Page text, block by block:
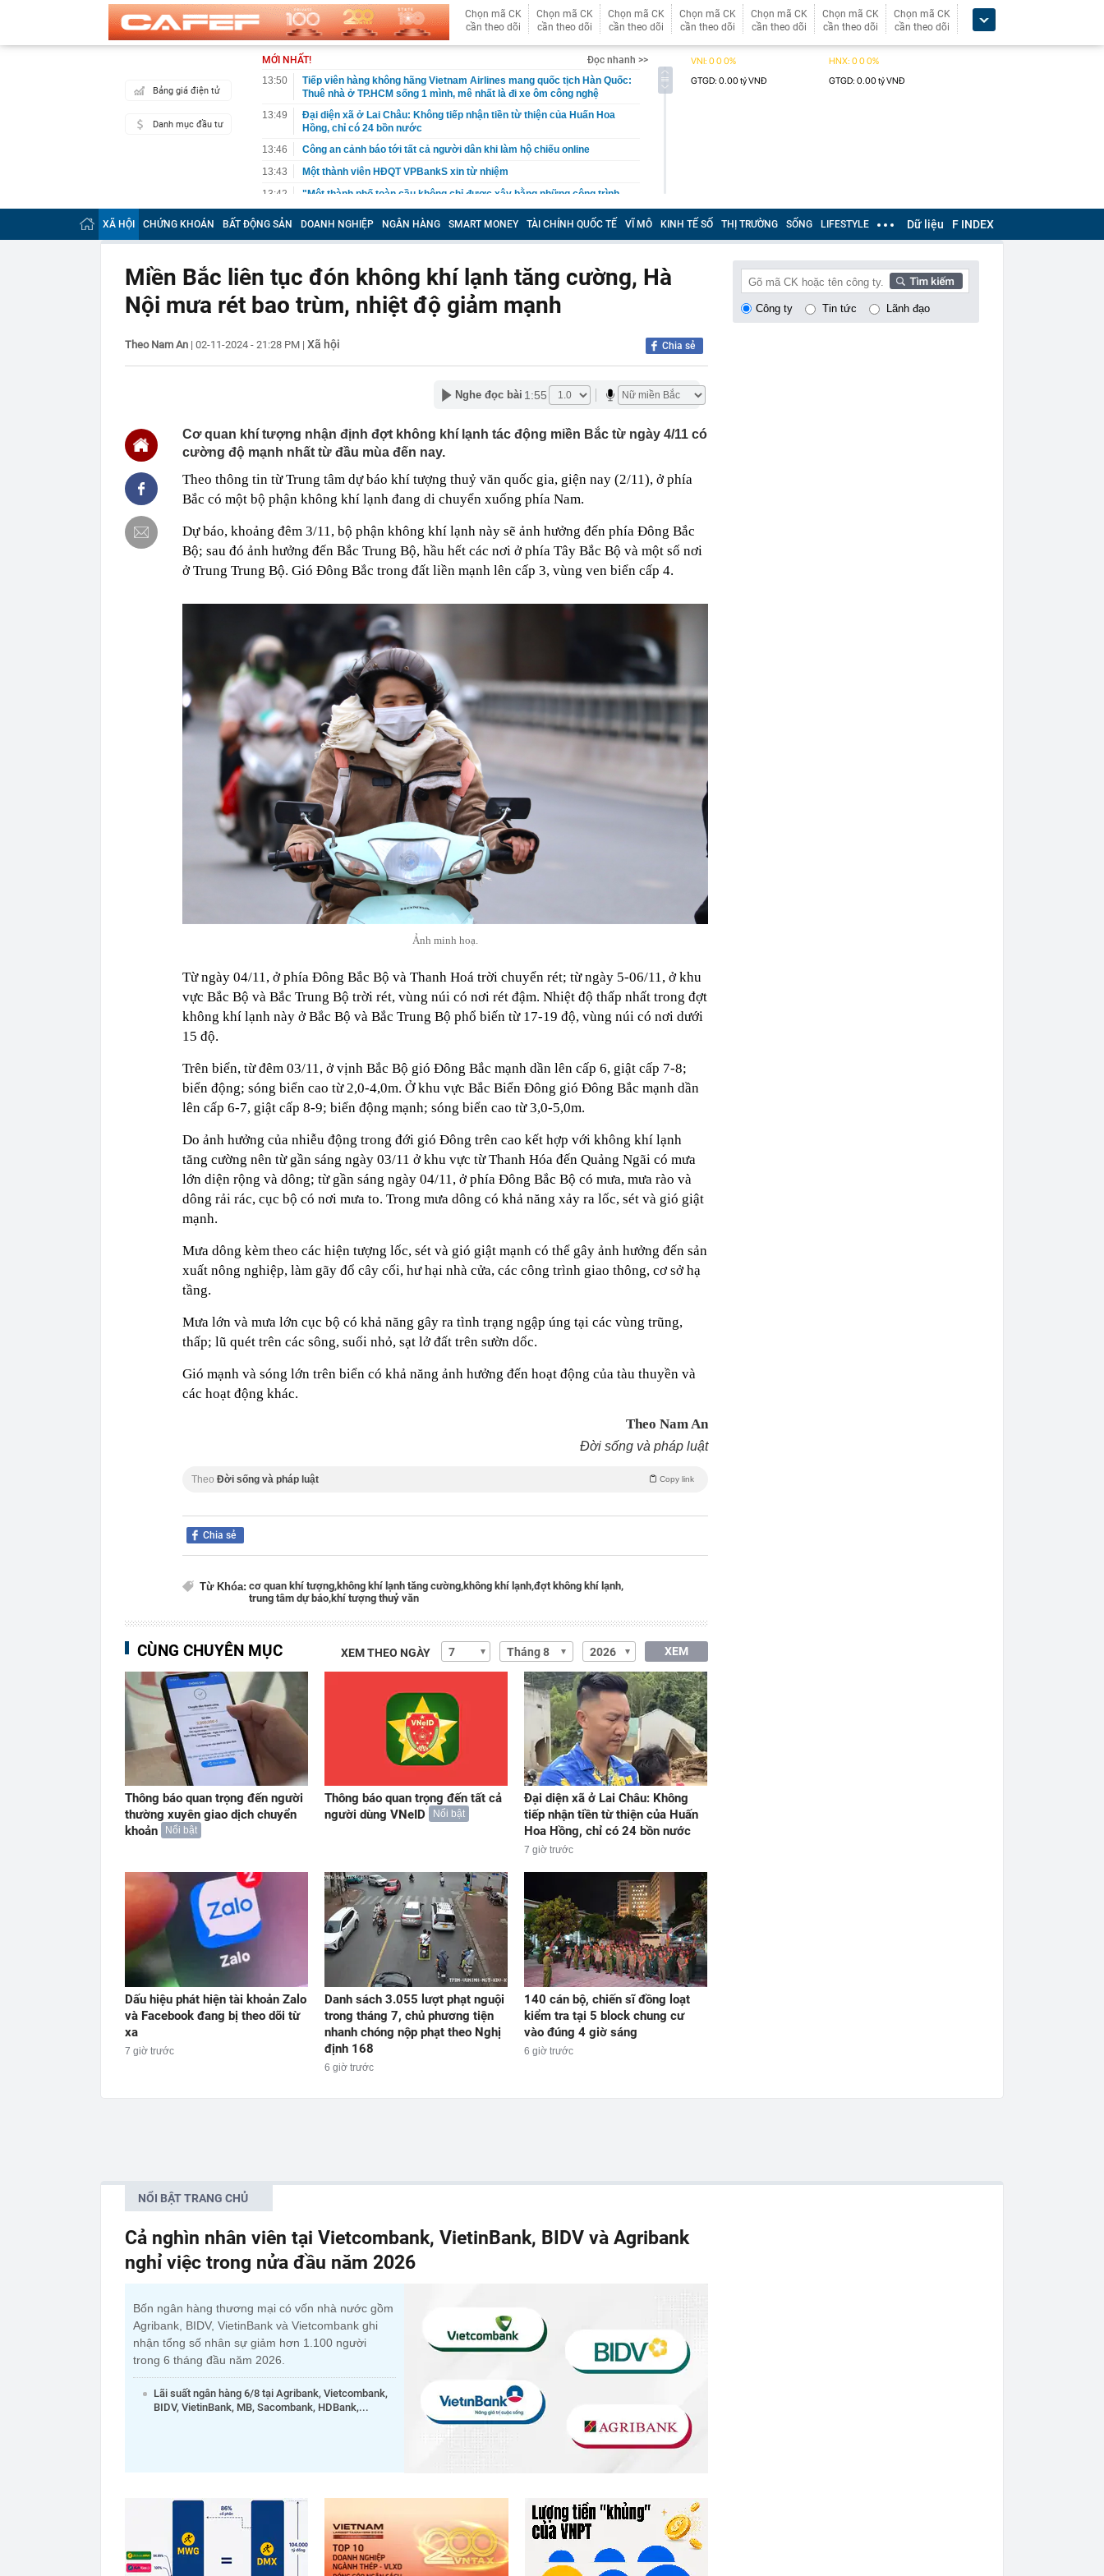
Chọn mã CK
cần theo dõi
Chọn mã CK
cần theo dõi
Chọn mã CK
cần theo dõi
Chọn mã CK
cần theo dõi
Chọn mã CK
cần theo dõi
Chọn mã CK
cần theo dõi
Chọn mã CK
cần theo dõi
Bảng giá điện tử
Danh mục đầu tư
MỚI NHẤT!
Đọc nhanh >>
13:50
Tiếp viên hàng không hãng Vietnam Airlines mang quốc tịch Hàn Quốc:
Thuê nhà ở TP.HCM sống 1 mình, mê nhất là đi xe ôm công nghệ
13:49
Đại diện xã ở Lai Châu: Không tiếp nhận tiền từ thiện của Huấn Hoa
Hồng, chỉ có 24 bồn nước
13:46
Công an cảnh báo tới tất cả người dân khi làm hộ chiếu online
13:43
Một thành viên HĐQT VPBankS xin từ nhiệm
13:42
"Một thành phố toàn cầu không chỉ được xây bằng những công trình
biểu tượng, mà còn bằng những trải nghiệm khiến du khách muốn
quay trở lại"
13:42
VIX chốt ngày phát hành hơn 122 triệu cổ phiếu trả cổ tức
13:40
MIC chốt ngày trả cổ tức bằng tiền mặt tỷ lệ 10%
13:37
Mazda CX-5 xả kho giảm giá tới 107 triệu đồng tại đại lý, bản cao giá
xuống áp sát Toyota Yaris Cross
13:35
Grab lỗ 1,2 tỷ USD khi làm ngân hàng số
13:34
Từng công bố phát triển gần 61.000 căn nhà ở xã hội, doanh nghiệp
Một doanh nghiệp được giao gần 1,2ha đất tại Long Biên để làm dự án
13:32
Dấu hiệu phát hiện tài khoản Zalo và Facebook đang bị theo dõi từ xa
13:32
Nắng nóng và hạn hán làm lộ nhiều dấu tích dưới đáy sông ở châu Âu
13:30
Căn nhà ở quê của Vũ Khắc Tiệp
13:26
Danh sách 3.055 lượt phạt nguội trong tháng 7, chủ phương tiện nhanh
13:23
Tán thành định hướng phân quyền triệt để cho các thành phố là đô thị
đặc biệt
13:17
Mới nhất: 9 cổ phiếu "hot" có thể lọt rổ FTSE GEIS trong kỳ nâng hạng
13:12
Danh sách 4 trường đại học trực thuộc Đại học Kinh tế TP.HCM
Tên gọi Ô Quan Chưởng có ý nghĩa gì?
XÃ HỘI CHỨNG KHOÁN BẤT ĐỘNG SẢN DOANH NGHIỆP NGÂN HÀNG SMART MONEY TÀI CHÍNH QUỐC TẾ VĨ MÔ KINH TẾ SỐ THỊ TRƯỜNG SỐNG LIFESTYLE Dữ liệu F INDEX
Miền Bắc liên tục đón không khí lạnh tăng cường, Hà
Nội mưa rét bao trùm, nhiệt độ giảm mạnh
Theo Nam An | 02-11-2024 - 21:28 PM | Xã hội Chia sẻ
Nghe đọc bài 1:55
Cơ quan khí tượng nhận định đợt không khí lạnh tác động miền Bắc từ ngày 4/11 có
cường độ mạnh nhất từ đầu mùa đến nay.
Theo thông tin từ Trung tâm dự báo khí tượng thuỷ văn quốc gia, giện nay (2/11), ở phía
Bắc có một bộ phận không khí lạnh đang di chuyển xuống phía Nam.
Dự báo, khoảng đêm 3/11, bộ phận không khí lạnh này sẽ ảnh hưởng đến phía Đông Bắc
Bộ; sau đó ảnh hưởng đến Bắc Trung Bộ, hầu hết các nơi ở phía Tây Bắc Bộ và một số nơi
ở Trung Trung Bộ. Gió Đông Bắc trong đất liền mạnh lên cấp 3, vùng ven biển cấp 4.
Ảnh minh hoạ.
Từ ngày 04/11, ở phía Đông Bắc Bộ và Thanh Hoá trời chuyển rét; từ ngày 5-06/11, ở khu
vực Bắc Bộ và Bắc Trung Bộ trời rét, vùng núi có nơi rét đậm. Nhiệt độ thấp nhất trong đợt
không khí lạnh này ở Bắc Bộ và Bắc Trung Bộ phổ biến từ 17-19 độ, vùng núi có nơi dưới
15 độ.
Trên biển, từ đêm 03/11, ở vịnh Bắc Bộ gió Đông Bắc mạnh dần lên cấp 6, giật cấp 7-8;
biển động; sóng biển cao từ 2,0-4,0m. Ở khu vực Bắc Biển Đông gió Đông Bắc mạnh dần
lên cấp 6-7, giật cấp 8-9; biển động mạnh; sóng biển cao từ 3,0-5,0m.
Do ảnh hưởng của nhiễu động trong đới gió Đông trên cao kết hợp với không khí lạnh
tăng cường nên từ gần sáng ngày 03/11 ở khu vực từ Thanh Hóa đến Quảng Ngãi có mưa
lớn diện rộng và dông; từ gần sáng ngày 04/11, ở phía Đông Bắc Bộ có mưa, mưa rào và
dông rải rác, cục bộ có nơi mưa to. Trong mưa dông có khả năng xảy ra lốc, sét và gió giật
mạnh.
Mưa dông kèm theo các hiện tượng lốc, sét và gió giật mạnh có thể gây ảnh hưởng đến sản
xuất nông nghiệp, làm gãy đổ cây cối, hư hại nhà cửa, các công trình giao thông, cơ sở hạ
tầng.
Mưa lớn và mưa lớn cục bộ có khả năng gây ra tình trạng ngập úng tại các vùng trũng,
thấp; lũ quét trên các sông, suối nhỏ, sạt lở đất trên sườn dốc.
Gió mạnh và sóng lớn trên biển có khả năng ảnh hưởng đến hoạt động của tàu thuyền và
các hoạt động khác.
Theo Nam An
Đời sống và pháp luật
Theo Đời sống và pháp luật Copy link
Chia sẻ
Từ Khóa: cơ quan khí tượng,không khí lạnh tăng cường,không khí lạnh,đợt không khí lạnh,
trung tâm dự báo,khí tượng thuỷ văn
CÙNG CHUYÊN MỤC XEM THEO NGÀY XEM
Thông báo quan trọng đến người
thường xuyên giao dịch chuyển
khoản
Nổi bật
Thông báo quan trọng đến tất cả
người dùng VNeID
Nổi bật
Đại diện xã ở Lai Châu: Không
tiếp nhận tiền từ thiện của Huấn
Hoa Hồng, chỉ có 24 bồn nước
7 giờ trước
Dấu hiệu phát hiện tài khoản Zalo
và Facebook đang bị theo dõi từ
xa
7 giờ trước
Danh sách 3.055 lượt phạt nguội
trong tháng 7, chủ phương tiện
nhanh chóng nộp phạt theo Nghị
định 168
6 giờ trước
140 cán bộ, chiến sĩ đồng loạt
kiểm tra tại 5 block chung cư
vào đúng 4 giờ sáng
6 giờ trước
Công ty Tin tức Lãnh đạo
NỔI BẬT TRANG CHỦ
Cả nghìn nhân viên tại Vietcombank, VietinBank, BIDV và Agribank
nghỉ việc trong nửa đầu năm 2026
Bốn ngân hàng thương mại có vốn nhà nước gồm
Agribank, BIDV, VietinBank và Vietcombank ghi
nhận tổng số nhân sự giảm hơn 1.100 người
trong 6 tháng đầu năm 2026.
Lãi suất ngân hàng 6/8 tại Agribank, Vietcombank,
BIDV, VietinBank, MB, Sacombank, HDBank,...